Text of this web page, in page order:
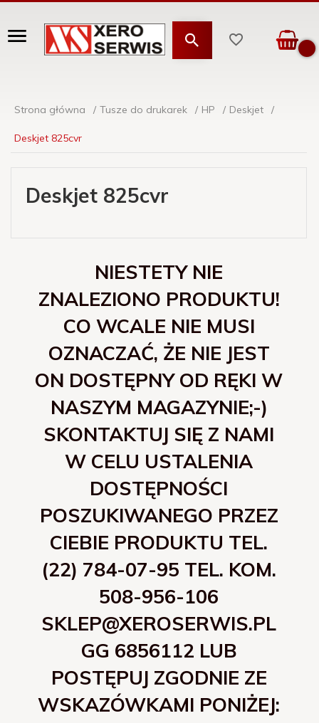
Strona główna Tusze do drukarek HP Deskjet
Deskjet 825cvr
Deskjet 825cvr
NIESTETY NIE
ZNALEZIONO PRODUKTU!
CO WCALE NIE MUSI
OZNACZAĆ, ŻE NIE JEST
ON DOSTĘPNY OD RĘKI W
NASZYM MAGAZYNIE;-)
SKONTAKTUJ SIĘ Z NAMI
W CELU USTALENIA
DOSTĘPNOŚCI
POSZUKIWANEGO PRZEZ
CIEBIE PRODUKTU TEL.
(22) 784-07-95 TEL. KOM.
508-956-106
SKLEP@XEROSERWIS.PL
GG 6856112 LUB
POSTĘPUJ ZGODNIE ZE
WSKAZÓWKAMI PONIŻEJ: